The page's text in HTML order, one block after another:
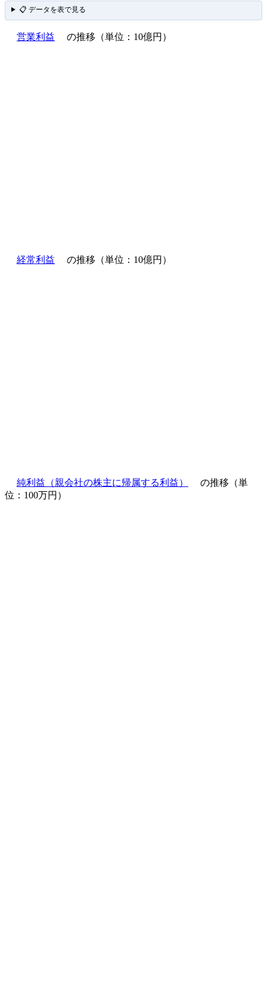
📋 データを表で見る
営業利益 の推移（単位：10億円）
経常利益 の推移（単位：10億円）
純利益（親会社の株主に帰属する利益）
の推移（単
位：100万円）